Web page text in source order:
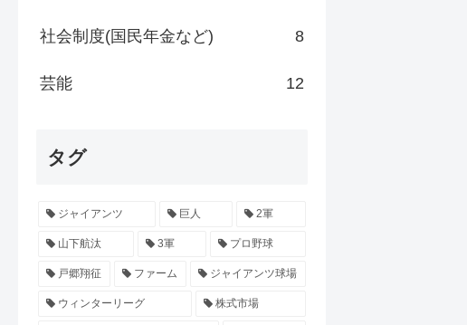
社会制度(国民年金など) 8
芸能 12
タグ
ジャイアンツ 巨人 2軍
山下航汰 3軍 プロ野球
戸郷翔征 ファーム ジャイアンツ球場
ウィンターリーグ 株式市場